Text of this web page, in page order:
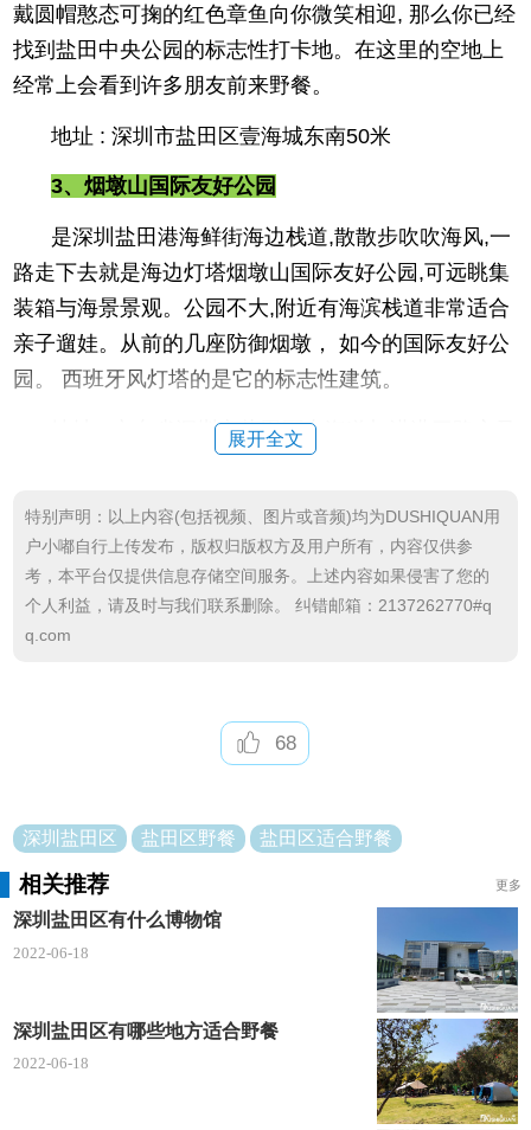
戴圆帽憨态可掬的红色章鱼向你微笑相迎, 那么你已经
找到盐田中央公园的标志性打卡地。在这里的空地上
经常上会看到许多朋友前来野餐。
地址 : 深圳市盐田区壹海城东南50米
3、烟墩山国际友好公园
是深圳盐田港海鲜街海边栈道,散散步吹吹海风,一
路走下去就是海边灯塔烟墩山国际友好公园,可远眺集
装箱与海景景观。公园不大,附近有海滨栈道非常适合
亲子遛娃。从前的几座防御烟墩， 如今的国际友好公
园。 西班牙风灯塔的是它的标志性建筑。
地址 : 广东省深圳市盐田区东海道与进港三路交叉
4、盐田恩上湿地公园
它隐藏在深山之中，这里群山环绕，树木茂盛，
空气清新
，有着最美的S型海景公路的转角；沿着步
道上去，一路上会经过小溪，河流，还有那棵网红
地址 : 深圳市盐田区壹海城东南50米
公园依山而建，顺势而为，既劈蹊径，亦巧匠妙
裁；既遵循中国园林创造的基本原则，又具有西方建
筑风格。
地址 : 深圳市盐田区深盐路2100号
】了解更多深圳城市资讯，吃喝
玩乐及最新民生政策尽在掌握~
展开全文
特别声明：以上内容(包括视频、图片或音频)均为DUSHIQUAN用
户小嘟自行上传发布，版权归版权方及用户所有，内容仅供参
考，本平台仅提供信息存储空间服务。上述内容如果侵害了您的
个人利益，请及时与我们联系删除。 纠错邮箱：2137262770#q
q.com
68
深圳盐田区 盐田区野餐 盐田区适合野餐
相关推荐 更多
深圳盐田区有什么博物馆
2022-06-18
深圳盐田区有哪些地方适合野餐
2022-06-18